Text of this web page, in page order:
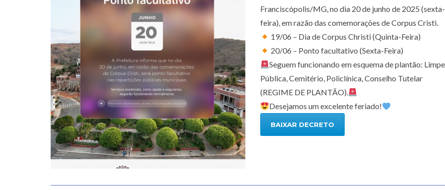
Franciscópolis/MG, no dia 20 de junho de 2025 (sexta-
feira), em razão das comemorações de Corpus Cristi.
19/06 – Dia de Corpus Christi (Quinta-Feira)
20/06 – Ponto facultativo (Sexta-Feira)
Seguem funcionando em esquema de plantão:
Pública, Cemitério, Policlínica, Conselho Tutelar
(REGIME DE PLANTÃO).
Desejamos um excelente feriado!
BAIXAR DECRETO